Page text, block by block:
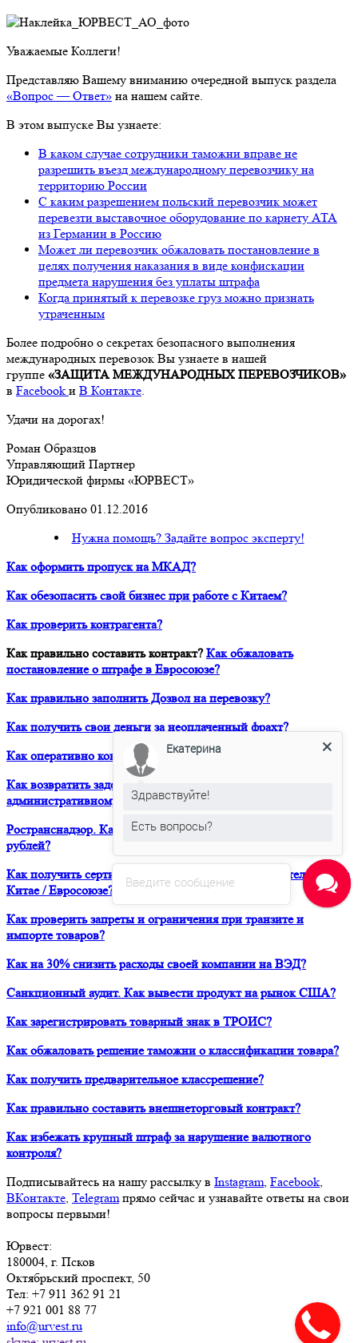
Уважаемые Коллеги!
Представляю Вашему вниманию очередной выпуск раздела
«Вопрос — Ответ» на нашем сайте.
В этом выпуске Вы узнаете:
В каком случае сотрудники таможни вправе не
разрешить въезд международному перевозчику на
территорию России
С каким разрешением польский перевозчик может
перевезти выставочное оборудование по карнету АТА
из Германии в Россию
Может ли перевозчик обжаловать постановление в
целях получения наказания в виде конфискации
предмета нарушения без уплаты штрафа
Когда принятый к перевозке груз можно признать
утраченным
Более подробно о секретах безопасного выполнения
международных перевозок Вы узнаете в нашей
группе «ЗАЩИТА МЕЖДУНАРОДНЫХ ПЕРЕВОЗЧИКОВ»
в Facebook и В Контакте.
Удачи на дорогах!
Роман Образцов
Управляющий Партнер
Юридической фирмы «ЮРВЕСТ»
Опубликовано 01.12.2016
Нужна помощь? Задайте вопрос эксперту!
Как оформить пропуск на МКАД?
Как обезопасить свой бизнес при работе с Китаем?
Как проверить контрагента?
Как правильно составить контракт? Как обжаловать
постановление о штрафе в Евросоюзе?
Как правильно заполнить Дозвол на перевозку?
Как получить свои деньги за неоплаченный фрахт?
Как оперативно консультироваться в ЮРВЕСТ 24/7?
Как возвратить задержанный таможней товар по
административному делу?
Ространснадзор. Как избежать штрафа в размере 200 000
рублей?
Как получить сертификат о форс-мажорных обстоятельствах в
Китае / Евросоюзе?
Как проверить запреты и ограничения при транзите и
импорте товаров?
Как на 30% снизить расходы своей компании на ВЭД?
Санкционный аудит. Как вывести продукт на рынок США?
Как зарегистрировать товарный знак в ТРОИС?
Как обжаловать решение таможни о классификации товара?
Как получить предварительное классрешение?
Как правильно составить внешнеторговый контракт?
Как избежать крупный штраф за нарушение валютного
контроля?
Подписывайтесь на нашу рассылку в Instagram, Facebook,
ВКонтакте, Telegramпрямо сейчас и узнавайте ответы на свои
вопросы первыми!
Юрвест:
180004, г. Псков
Октябрьский проспект, 50
Тел: +7 911 362 91 21
+7 921 001 88 77
info@urvest.ru
Введите сообщение
Екатерина
Здравствуйте!
Есть вопросы?